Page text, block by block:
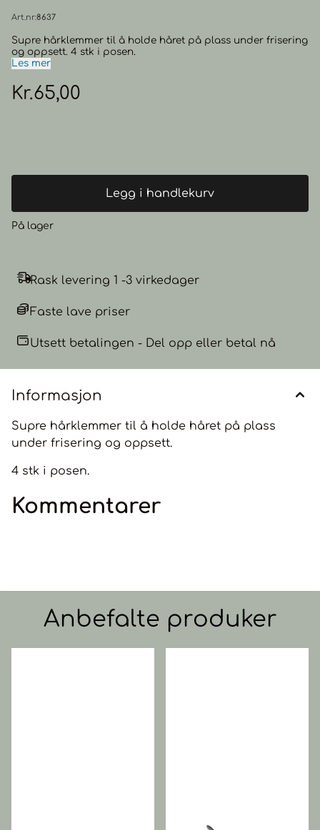
Art.nr:8637
Supre hårklemmer til å holde håret på plass under frisering
og oppsett. 4 stk i posen.
Les mer
Kr.65,00
Legg i handlekurv
På lager
Rask levering 1 -3 virkedager
Faste lave priser
Utsett betalingen - Del opp eller betal nå
Informasjon
Supre hårklemmer til å holde håret på plass
under frisering og oppsett.
4 stk i posen.
Kommentarer
Anbefalte produker